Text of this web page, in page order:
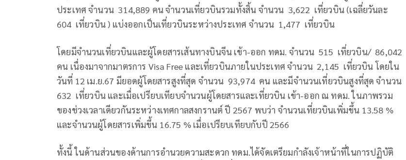
ประเทศ จำนวน 314,889 คน จำนวนเที่ยวบินรวมทั้งสิ้น จำนวน 3,622 เที่ยวบิน (เฉลี่ยวันละ
604 เที่ยวบิน ) แบ่งออกเป็นเที่ยวบินระหว่างประเทศ จำนวน 1,477 เที่ยวบิน
โดยมีจำนวนเที่ยวบินและผู้โดยสารเส้นทางบินจีน เข้า-ออก ทดม. จำนวน 515 เที่ยวบิน/ 86,042
คน เนื่องมาจากมาตรการ Visa Free และเที่ยวบินภายในประเทศ จำนวน 2,145 เที่ยวบิน โดยใน
วันที่ 12 เม.ย.67 มียอดผู้โดยสารสูงที่สุด จำนวน 93,974 คน และมีจำนวนเที่ยวบินสูงที่สุด จำนวน
632 เที่ยวบิน และเมื่อเปรียบเทียบจำนวนผู้โดยสารและเที่ยวบิน เข้า-ออก ณ ทดม. ในภาพรวม
ของช่วงเวลาเดียวกันระหว่างเทศกาลสงกรานต์ ปี 2567 พบว่า จำนวนเที่ยวบินเพิ่มขึ้น 13.58 %
และจำนวนผู้โดยสารเพิ่มขึ้น 16.75 % เมื่อเปรียบเทียบกับปี 2566
ทั้งนี้ ในด้านส่วนของด้านการอำนวยความสะดวก ทดม.ได้จัดเตรียมกำลังเจ้าหน้าที่ในการปฏิบัติ